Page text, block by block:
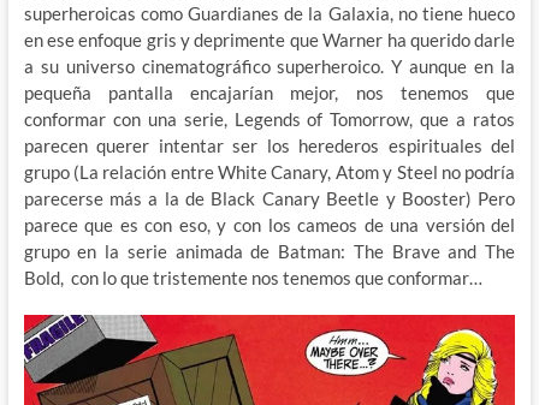
superheroicas como Guardianes de la Galaxia, no tiene hueco
en ese enfoque gris y deprimente que Warner ha querido darle
a su universo cinematográfico superheroico. Y aunque en la
pequeña pantalla encajarían mejor, nos tenemos que
conformar con una serie, Legends of Tomorrow, que a ratos
parecen querer intentar ser los herederos espirituales del
grupo (La relación entre White Canary, Atom y Steel no podría
parecerse más a la de Black Canary Beetle y Booster) Pero
parece que es con eso, y con los cameos de una versión del
grupo en la serie animada de Batman: The Brave and The
Bold, con lo que tristemente nos tenemos que conformar…